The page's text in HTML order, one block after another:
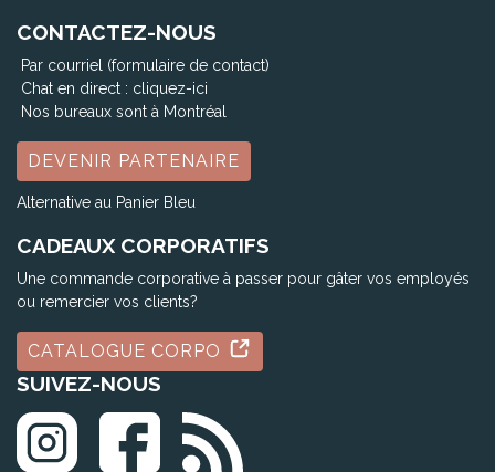
CONTACTEZ-NOUS
Par courriel (formulaire de contact)
Chat en direct : cliquez-ici
Nos bureaux sont à Montréal
DEVENIR PARTENAIRE
Alternative au Panier Bleu
CADEAUX CORPORATIFS
Une commande corporative à passer pour gâter vos employés
ou remercier vos clients?
CATALOGUE CORPO
SUIVEZ-NOUS